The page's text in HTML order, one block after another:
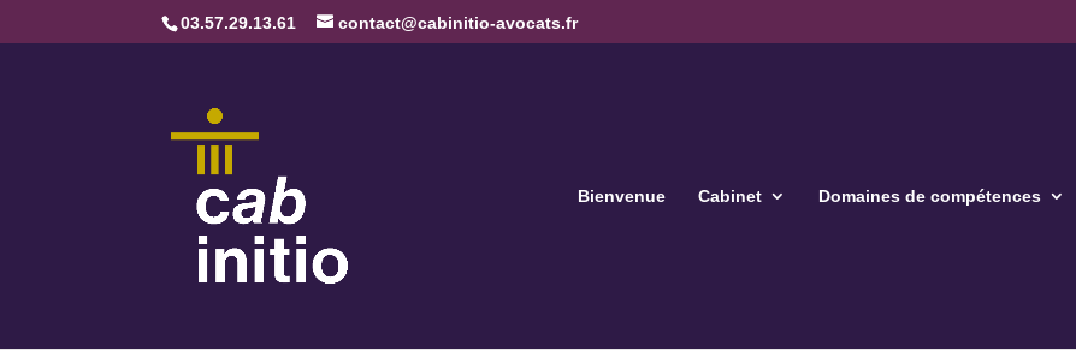
03.57.29.13.61 contact@cabinitio-avocats.fr
Bienvenue Cabinet Domaines de compétences